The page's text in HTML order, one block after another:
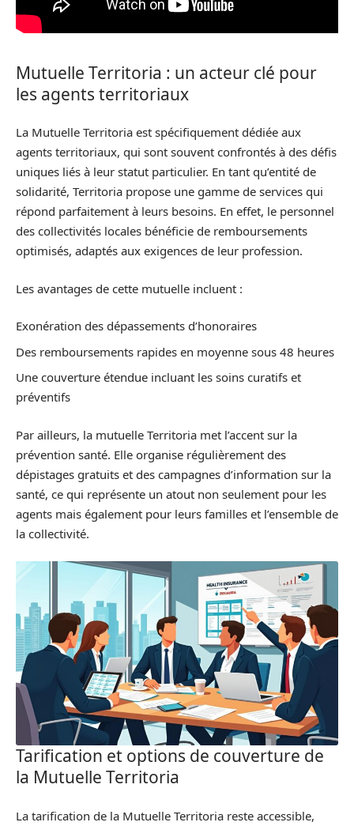
Mutuelle Territoria : un acteur clé pour
les agents territoriaux
La Mutuelle Territoria est spécifiquement dédiée aux
agents territoriaux, qui sont souvent confrontés à des défis
uniques liés à leur statut particulier. En tant qu’entité de
solidarité, Territoria propose une gamme de services qui
répond parfaitement à leurs besoins. En effet, le personnel
des collectivités locales bénéficie de remboursements
optimisés, adaptés aux exigences de leur profession.
Les avantages de cette mutuelle incluent :
Exonération des dépassements d’honoraires
Des remboursements rapides en moyenne sous 48 heures
Une couverture étendue incluant les soins curatifs et
préventifs
Par ailleurs, la mutuelle Territoria met l’accent sur la
prévention santé. Elle organise régulièrement des
dépistages gratuits et des campagnes d’information sur la
santé, ce qui représente un atout non seulement pour les
agents mais également pour leurs familles et l’ensemble de
la collectivité.
Tarification et options de couverture de
la Mutuelle Territoria
La tarification de la Mutuelle Territoria reste accessible,